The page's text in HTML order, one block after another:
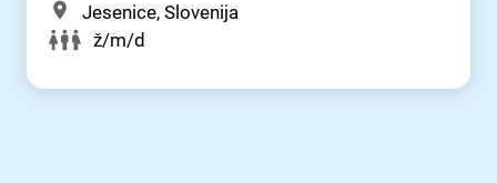
Jesenice, Slovenija
ž/m/d